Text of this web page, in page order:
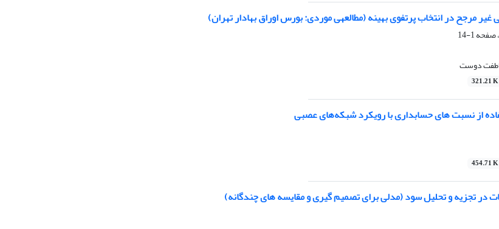
1-14
دوست
321.21 K
از نسبت های حسابداری با رویکرد شبکه‌های عصبی
454.71 K
در تجزیه و تحلیل سود (مدلی برای تصمیم گیری و مقایسه های چندگانه)